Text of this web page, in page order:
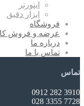
اینورتر
ابزار دقیق
فروشگاه
عرضه و فروش
درباره ما
تماس با ما
تماس
3910 282 0912
7728 3355 028